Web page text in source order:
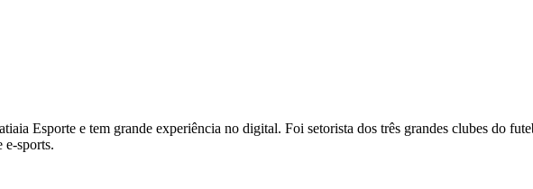
Esporte e tem grande experiência no digital. Foi setorista dos três grandes clubes do
e-sports.